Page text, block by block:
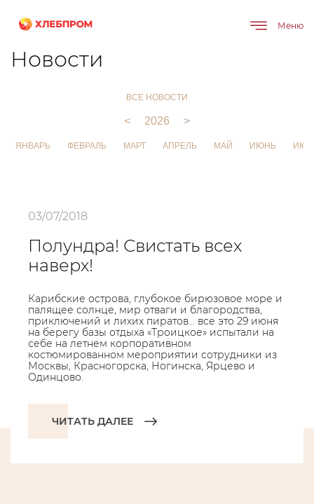
Меню
Главная О компании
Новости
ВСЕ НОВОСТИ
< 2026 >
ЯНВАРЬ ФЕВРАЛЬ МАРТ АПРЕЛЬ МАЙ ИЮНЬ
03/07/2018
Полундра! Свистать всех
наверх!
Карибские острова, глубокое бирюзовое море и
палящее солнце, мир отваги и благородства,
приключений и лихих пиратов… все это 29 июня
на берегу базы отдыха «Троицкое» испытали на
себе на летнем корпоративном
костюмированном мероприятии сотрудники из
Москвы, Красногорска, Ногинска, Ярцево и
Одинцово.
ЧИТАТЬ ДАЛЕЕ